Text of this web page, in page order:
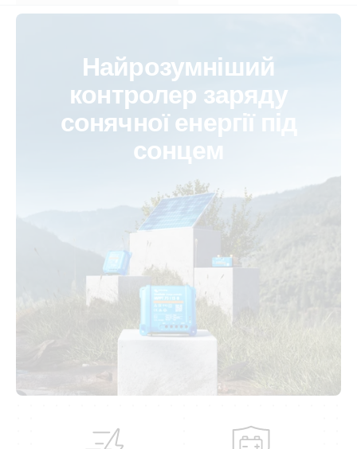
Найрозумніший
контролер заряду
сонячної енергії під
сонцем